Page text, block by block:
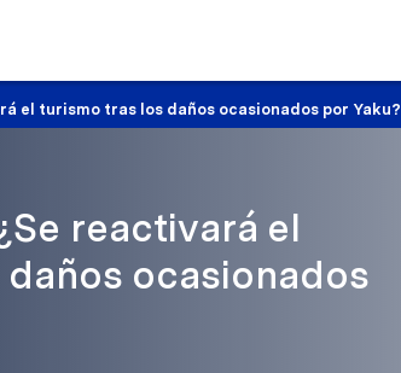
el turismo tras los daños ocasionados por Yaku?
reactivará el
ocasionados